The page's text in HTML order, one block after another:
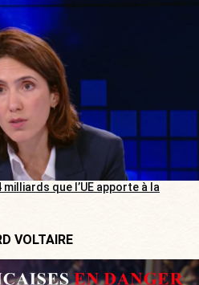
que l’UE apporte à la
VOLTAIRE